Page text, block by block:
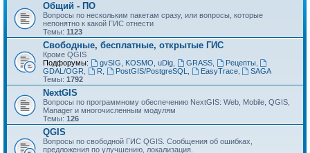
Общий - ПО
Вопросы по нескольким пакетам сразу, или вопросы, которые
непонятно к какой ГИС отнести
Темы: 1123
Свободные, бесплатные, открытые ГИС
Кроме QGIS
Подфорумы:
gvSIG, KOSMO, uDig, GRASS, Рецепты,
GDAL/OGR
R PostGIS/PostgreSQL EasyTrace,
SAGA
Темы: 1792
NextGIS
Вопросы по программному обеспечению NextGIS: Web, Mobile, QGIS,
Manager и многочисленным модулям
Темы: 126
QGIS
Вопросы по свободной ГИС QGIS. Сообщения об ошибках,
предложения по улучшению, локализация.